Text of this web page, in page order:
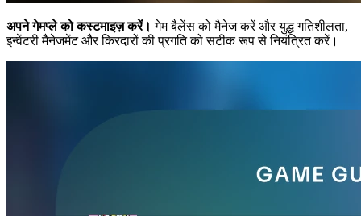
अपने गेमप्ले को कस्टमाइज़ करें। गेम बैलेंस को मैनेज करें और युद्ध गतिशीलता,
इन्वेंटरी मैनेजमेंट और किरदारों की प्रगति को सटीक रूप से नियंत्रित करें।